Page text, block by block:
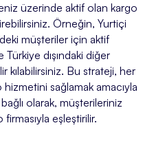
üzerinde aktif olan kargo
Örneğin, Yurtiçi
müşteriler için aktif
Türkiye dışındaki diğer
kılabilirsiniz. Bu strateji, her
sağlamak amacıyla
olarak, müşterileriniz
eşleştirilir.